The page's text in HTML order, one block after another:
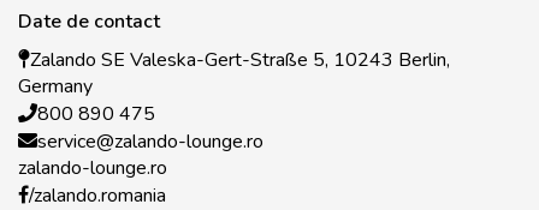
Date de contact
Zalando SE Valeska-Gert-Straße 5, 10243 Berlin,
Germany
800 890 475
service@zalando-lounge.ro
zalando-lounge.ro
/zalando.romania